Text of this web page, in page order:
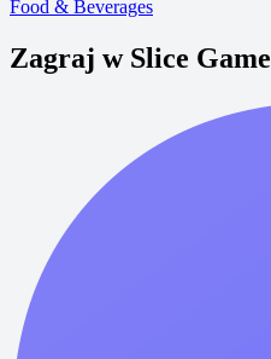
Food & Beverages
Zagraj w Slice Game